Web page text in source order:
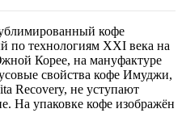
кофе
по технологиям XXI века на
Корее, на мануфактуре
свойства кофе Имуджи,
Recovery, не уступают
На упаковке кофе изображён